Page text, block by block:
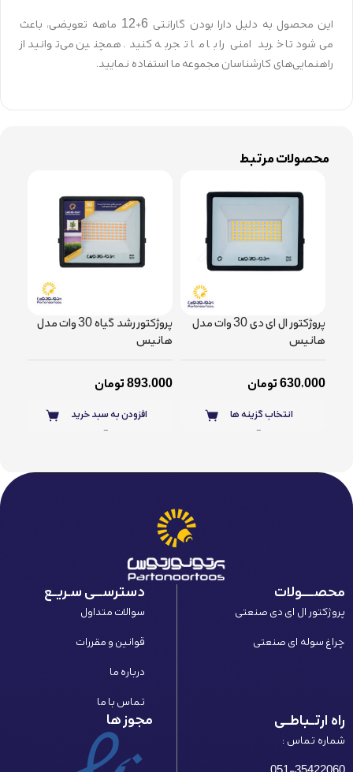
این محصول به دلیل دارا بودن گارانتی 6+12 ماهه تعویضی، باعث
می‌شود تا خرید امنی را با ما تجربه کنید. همچنین می‌توانید از
راهنمایی‌های کارشناسان مجموعه ما استفاده نمایید.
محصولات مرتبط
پروژکتور ال ای دی 30 وات مدل
هانیس
630,000تومان
انتخاب گزینه ها
پروژکتور رشد گیاه 30 وات مدل
هانیس
893,000تومان
افزودن به سبد خرید
محصـــــولات
پروژکتور ال ای دی صنعتی
چراغ سوله ای صنعتی
دسترســـی سـریــع
سوالات متداول
قوانین و مقررات
درباره ما
تماس با ما
راه ارتــباطــی
شماره تماس :
مجوز ها